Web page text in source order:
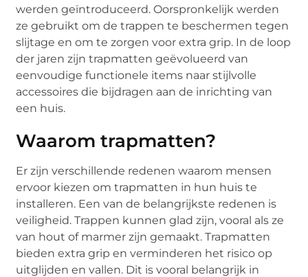
werden geïntroduceerd. Oorspronkelijk werden
ze gebruikt om de trappen te beschermen tegen
slijtage en om te zorgen voor extra grip. In de loop
der jaren zijn trapmatten geëvolueerd van
eenvoudige functionele items naar stijlvolle
accessoires die bijdragen aan de inrichting van
een huis.
Waarom trapmatten?
Er zijn verschillende redenen waarom mensen
ervoor kiezen om trapmatten in hun huis te
installeren. Een van de belangrijkste redenen is
veiligheid. Trappen kunnen glad zijn, vooral als ze
van hout of marmer zijn gemaakt. Trapmatten
bieden extra grip en verminderen het risico op
uitglijden en vallen. Dit is vooral belangrijk in